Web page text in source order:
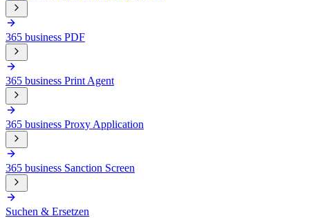
365 business PDF
365 business Print Agent
365 business Proxy Application
365 business Sanction Screen
Suchen & Ersetzen